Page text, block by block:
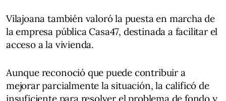
Vilajoana también valoró la puesta en marcha de
la empresa pública Casa47, destinada a facilitar el
acceso a la vivienda.
Aunque reconoció que puede contribuir a
mejorar parcialmente la situación, la calificó de
insuficiente para resolver el problema de fondo y